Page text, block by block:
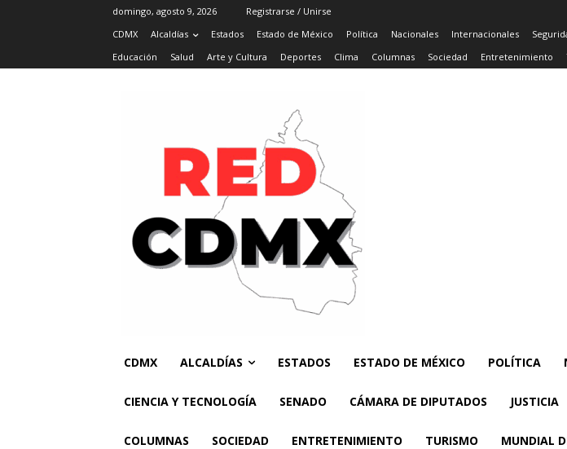
domingo, agosto 9, 2026
Registrarse / Unirse
CDMX
Alcaldías Estados Estado de México Política Nacionales Internacionales
Educación
Salud Arte y Cultura Deportes Clima Columnas Sociedad Entretenimiento
CDMX ALCALDÍAS ESTADOS ESTADO DE MÉXICO POLÍTICA
CIENCIA Y TECNOLOGÍA SENADO CÁMARA DE DIPUTADOS JUSTICIA
COLUMNAS SOCIEDAD ENTRETENIMIENTO TURISMO MUNDIAL